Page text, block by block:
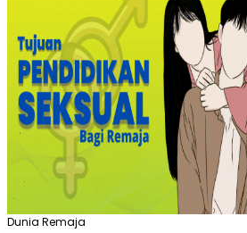
Dunia Remaja